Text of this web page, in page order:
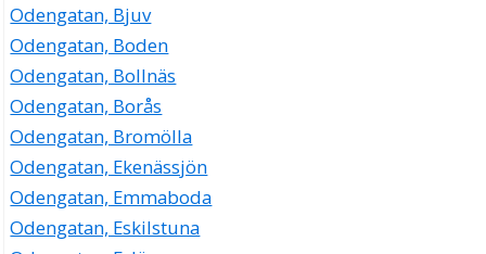
Odengatan, Bjuv
Odengatan, Boden
Odengatan, Bollnäs
Odengatan, Borås
Odengatan, Bromölla
Odengatan, Ekenässjön
Odengatan, Emmaboda
Odengatan, Eskilstuna